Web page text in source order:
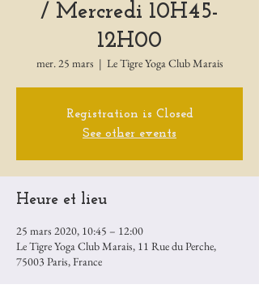
/ Mercredi 10H45-
12H00
mer. 25 mars
  |
Le Tigre Yoga Club Marais
Registration is Closed
See other events
Heure et lieu
25 mars 2020, 10:45 – 12:00
Le Tigre Yoga Club Marais, 11 Rue du Perche,
75003 Paris, France